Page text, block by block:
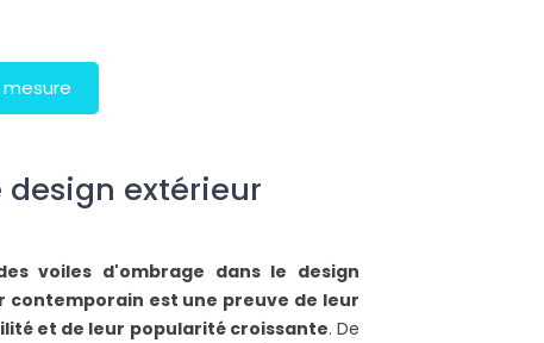
design extérieur
voiles d'ombrage dans le design
contemporain est une preuve de leur
et de leur popularité croissante. De